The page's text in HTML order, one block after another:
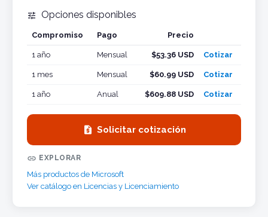
 Opciones disponibles
Compromiso Pago Precio
1 año
Mensual $53.36 USD Cotizar
1 mes Mensual $60.99 USD Cotizar
1 año Anual $609.88 USD Cotizar
 Solicitar cotización
 EXPLORAR
Más productos de Microsoft
Ver catálogo en Licencias y Licenciamiento